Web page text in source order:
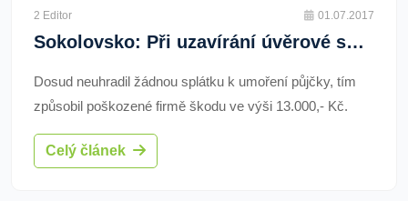
2 Editor 01.07.2017
Sokolovsko: Při uzavírání úvěrové smlouvy uvedl nepravdivé údaje
Dosud neuhradil žádnou splátku k umoření půjčky, tím
způsobil poškozené firmě škodu ve výši 13.000,- Kč.
Celý článek